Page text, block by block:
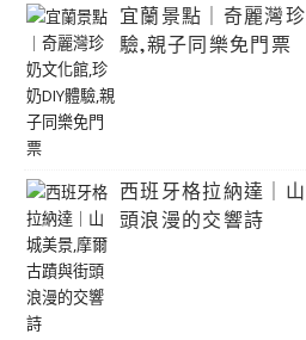
宜蘭景點｜奇麗灣
驗,親子同樂免門票
西班牙格拉納達｜
頭浪漫的交響詩